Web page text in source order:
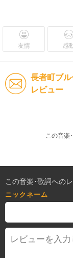
友情 感
長者町ブ
レビュー
この音楽
この音楽･歌詞への
ニックネーム